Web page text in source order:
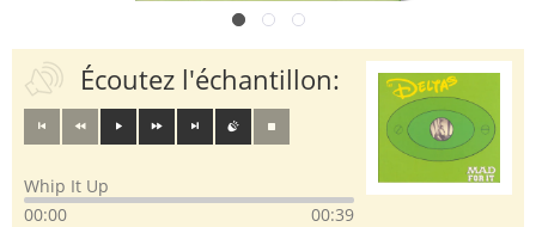
Écoutez l'échantillon:
Whip It Up
00:00
00:39